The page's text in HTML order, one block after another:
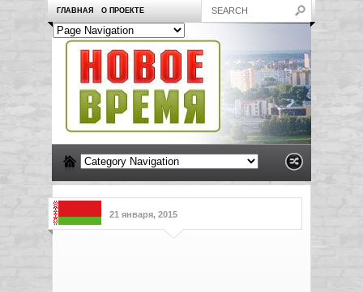
ГЛАВНАЯ О ПРОЕКТЕ
21 января, 2015